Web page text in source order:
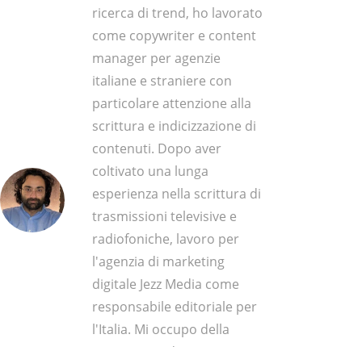
ricerca di trend, ho lavorato
come copywriter e content
manager per agenzie
italiane e straniere con
particolare attenzione alla
scrittura e indicizzazione di
contenuti. Dopo aver
coltivato una lunga
esperienza nella scrittura di
trasmissioni televisive e
radiofoniche, lavoro per
l'agenzia di marketing
digitale Jezz Media come
responsabile editoriale per
l'Italia. Mi occupo della